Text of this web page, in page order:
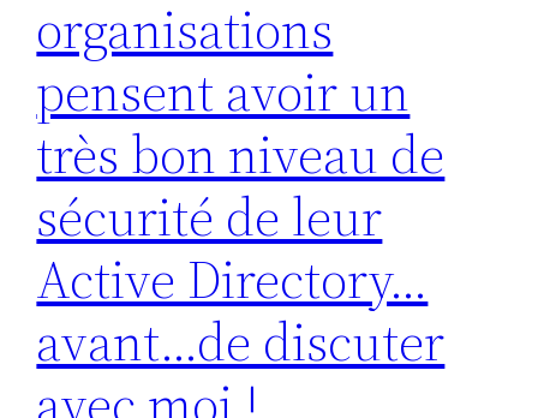
organisations
pensent avoir un
très bon niveau de
sécurité de leur
Active Directory…
avant…de discuter